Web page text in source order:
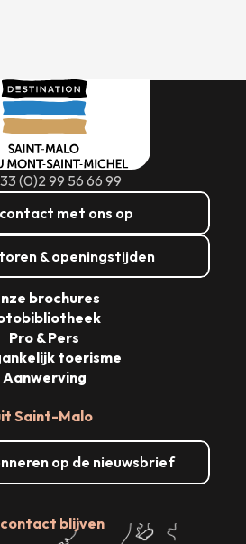
(0)2 99 56 66 99
met ons op
& openingstijden
Saint-Malo
op de nieuwsbrief
contact blijven
brochures
Pro & Pers
toerisme
Aanwerving